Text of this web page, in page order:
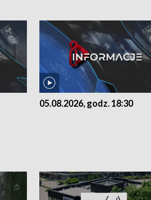
05.08.2026, godz. 18:30